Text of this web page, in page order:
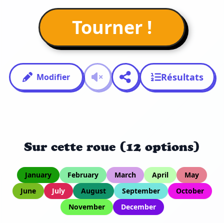
Tourner !
Modifier Résultats
Sur cette roue (12 options)
January February March April
May
June
July August September
October
November
December